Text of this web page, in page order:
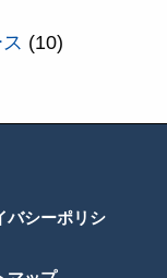
(10)
バシーポリシ